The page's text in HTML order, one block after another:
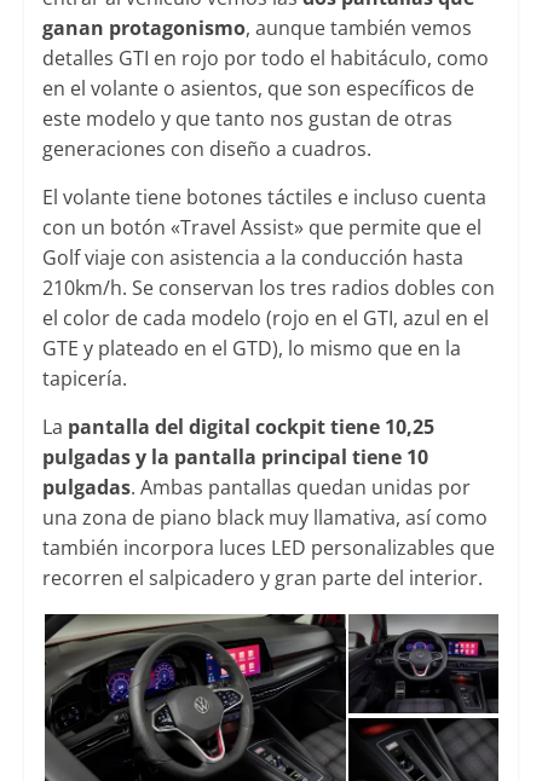
ganan protagonismo, aunque también vemos
detalles GTI en rojo por todo el habitáculo, como
en el volante o asientos, que son específicos de
este modelo y que tanto nos gustan de otras
generaciones con diseño a cuadros.
El volante tiene botones táctiles e incluso cuenta
con un botón «Travel Assist» que permite que el
Golf viaje con asistencia a la conducción hasta
210km/h. Se conservan los tres radios dobles con
el color de cada modelo (rojo en el GTI, azul en el
GTE y plateado en el GTD), lo mismo que en la
tapicería.
La pantalla del digital cockpit tiene 10,25
pulgadas y la pantalla principal tiene 10
pulgadas. Ambas pantallas quedan unidas por
una zona de piano black muy llamativa, así como
también incorpora luces LED personalizables que
recorren el salpicadero y gran parte del interior.